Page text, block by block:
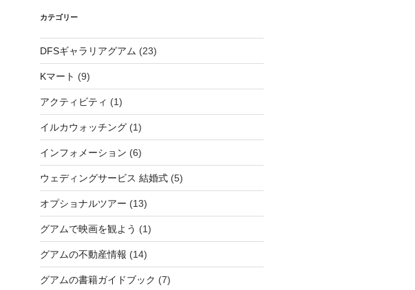
カテゴリー
DFSギャラリアグアム (23)
Kマート (9)
アクティビティ (1)
イルカウォッチング(1)
インフォメーション (6)
ウェディングサービス 結婚式(5)
オプショナルツアー (13)
グアムで映画を観よう (1)
グアムの不動産情報 (14)
グアムの書籍ガイドブック (7)